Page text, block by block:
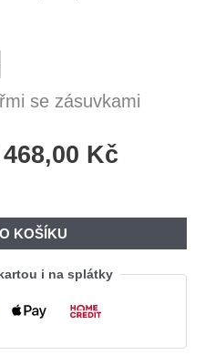
se zásuvkami
Kč.
Kč
468,00
KOŠÍKU
i na splátky